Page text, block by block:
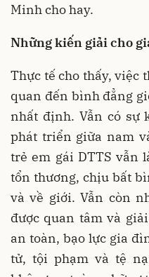
Minh cho hay.
Những kiến giải cho
Thực tế cho thấy, việc
quan đến bình đẳng
nhất định. Vẫn có sự
phát triển giữa nam
trẻ em gái DTTS vẫn
tổn thương, chịu bất
và về giới. Vẫn còn
được quan tâm và
an toàn, bạo lực gia
tử, tội phạm và tệ